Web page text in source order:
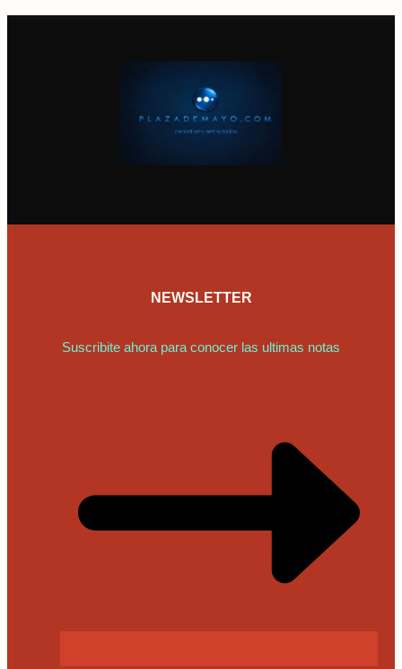
NEWSLETTER
Suscribite ahora para conocer las ultimas notas